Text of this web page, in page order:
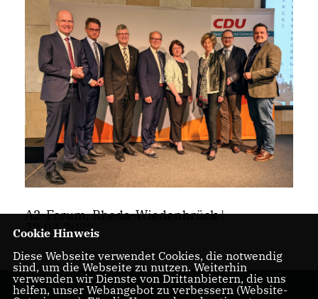
A2-Forum, Rheda-Wiedenbrück |
22.04.2022
Cookie Hinweis
Diese Webseite verwendet Cookies, die notwendig
sind, um die Webseite zu nutzen. Weiterhin
verwenden wir Dienste von Drittanbietern, die uns
helfen, unser Webangebot zu verbessern (Website-